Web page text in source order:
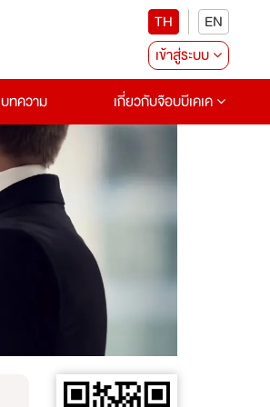
TH
EN
เข้าสู่ระบบ
บทความ เกี่ยวกับจ๊อบบีเคเค